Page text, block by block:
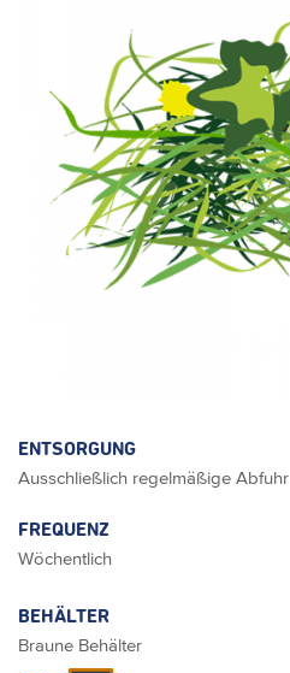
ENTSORGUNG
Ausschließlich regelmäßige Abfuhr
FREQUENZ
Wöchentlich
BEHÄLTER
Braune Behälter